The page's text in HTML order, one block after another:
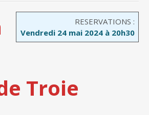
RESERVATIONS :
Vendredi 24 mai 2024 à 20h30
Troie